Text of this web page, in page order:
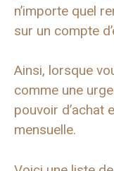
n’importe quel
sur un compte
Ainsi, lorsque
comme une
pouvoir d’achat
mensuelle.